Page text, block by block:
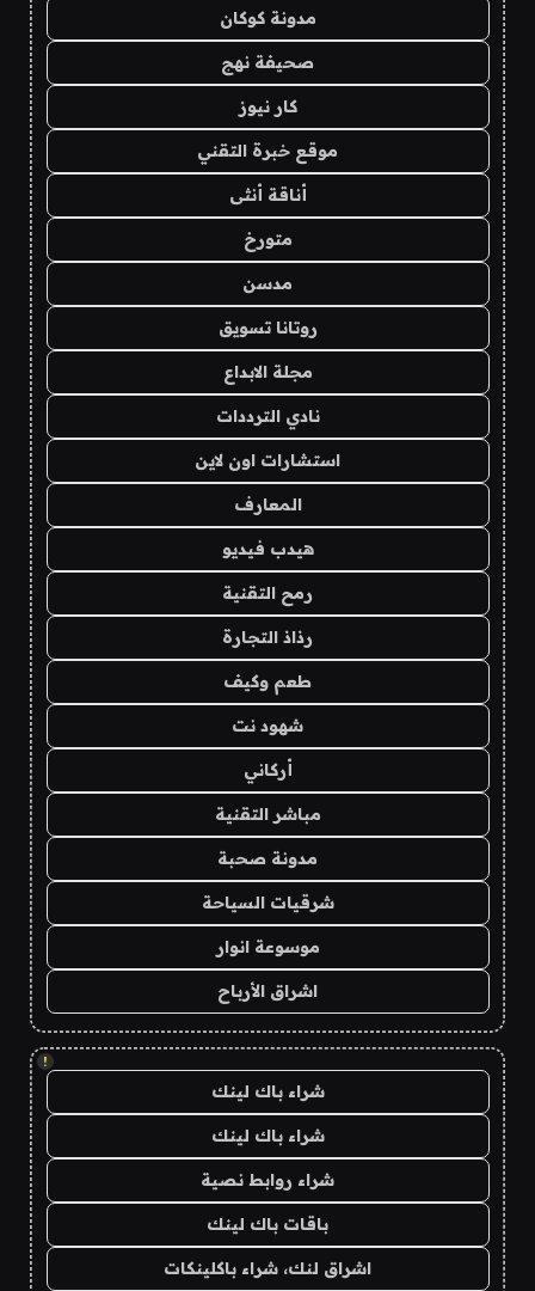
مدونة كوكان
صحيفة نهج
كار نيوز
موقع خبرة التقني
أناقة أنثى
متورخ
مدسن
روتانا تسويق
مجلة الابداع
نادي الترددات
استشارات اون لاين
المعارف
هيدب فيديو
رمح التقنية
رذاذ التجارة
طعم وكيف
شهود نت
أركاني
مباشر التقنية
مدونة صحبة
شرقيات السياحة
موسوعة انوار
اشراق الأرباح
!
شراء باك لينك
شراء باك لينك
شراء روابط نصية
باقات باك لينك
اشراق لنك، شراء باكلينكات